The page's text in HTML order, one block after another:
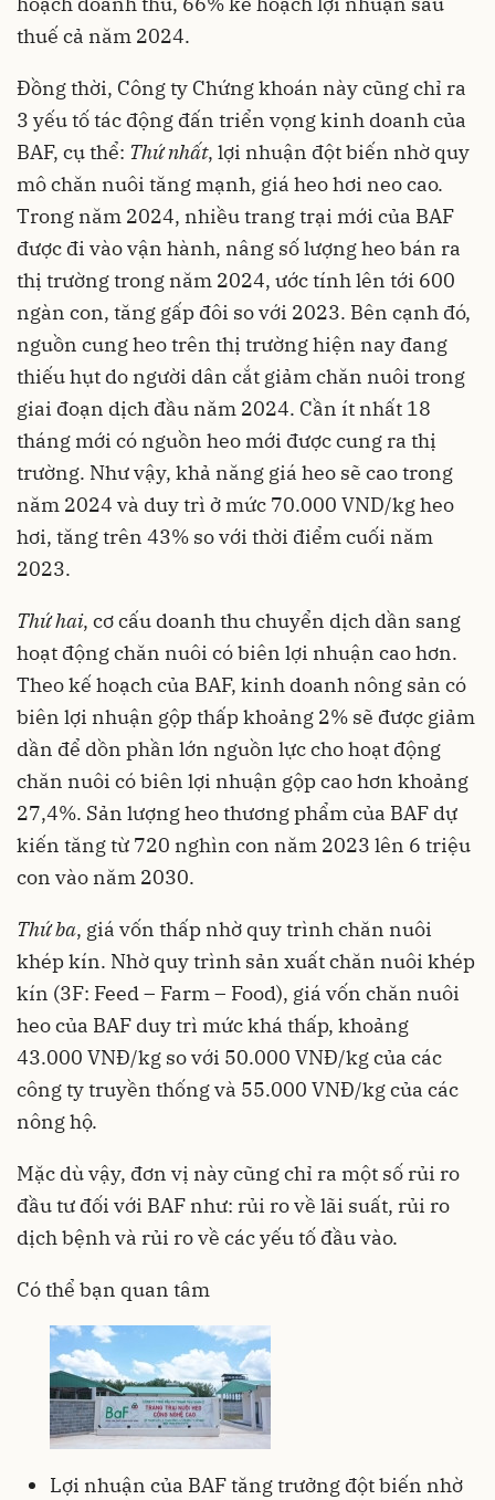
thuế cả năm 2024.
Đồng thời, Công ty Chứng khoán này cũng chỉ ra
3 yếu tố tác động đấn triển vọng kinh doanhcủa
BAF, cụ thể: Thứ nhất, lợi nhuận đột biến nhờ quy
mô chăn nuôi tăng mạnh, giá heo hơi neo cao.
Trong năm 2024, nhiều trang trại mới của BAF
được đi vào vận hành, nâng số lượng heo bán ra
thị trường trong năm 2024, ước tính lên tới 600
ngàn con, tăng gấp đôi so với 2023. Bên cạnh đó,
nguồn cung heo trên thị trường hiện nay đang
thiếu hụt do người dân cắt giảm chăn nuôi trong
giai đoạn dịch đầu năm 2024. Cần ít nhất 18
tháng mới có nguồn heo mới được cung ra thị
trường. Như vậy, khả năng giá heo sẽ cao trong
năm 2024 và duy trì ở mức 70.000 VND/kg heo
hơi, tăng trên 43% so với thời điểm cuối năm
2023.
Thứ hai, cơ cấu doanh thu chuyển dịch dần sang
hoạt động chăn nuôi có biên lợi nhuận cao hơn.
Theo kế hoạch của BAF, kinh doanh nông sản có
biên lợi nhuận gộp thấp khoảng 2% sẽ được giảm
dần để dồn phần lớn nguồn lực cho hoạt động
chăn nuôi có biên lợi nhuận gộp cao hơn khoảng
27,4%. Sản lượng heo thương phẩm của BAF dự
kiến tăng từ 720 nghìn con năm 2023 lên 6 triệu
con vào năm 2030.
Thứ ba, giá vốn thấp nhờ quy trình chăn nuôi
khép kín. Nhờ quy trình sản xuất chăn nuôi khép
kín (3F: Feed – Farm – Food), giá vốn chăn nuôi
heo của BAF duy trì mức khá thấp, khoảng
43.000 VNĐ/kg so với 50.000 VNĐ/kg của các
công ty truyền thống và 55.000 VNĐ/kg của các
nông hộ.
Mặc dù vậy, đơn vị này cũng chỉ ra một số rủi ro
đầu tư đối với BAF như: rủi ro về lãi suất, rủi ro
dịch bệnh và rủi ro về các yếu tố đầu vào.
Có thể bạn quan tâm
Lợi nhuận của BAF tăng trưởng đột biến nhờ